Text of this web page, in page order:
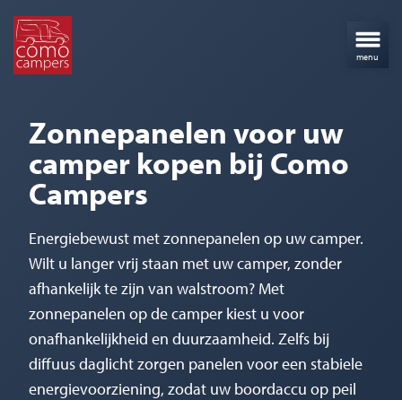
Zonnepanelen voor uw
camper kopen bij Como
Campers
Energiebewust met zonnepanelen op uw camper.
Wilt u langer vrij staan met uw camper, zonder
afhankelijk te zijn van walstroom? Met
zonnepanelen op de camper kiest u voor
onafhankelijkheid en duurzaamheid. Zelfs bij
diffuus daglicht zorgen panelen voor een stabiele
energievoorziening, zodat uw boordaccu op peil